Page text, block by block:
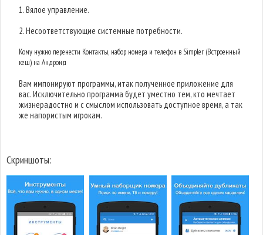
1. Вялое управление.
2. Несоответствующие системные потребности.
Кому нужно перенести Контакты, набор номера и телефон в Simpler (Встроенный
кеш) на Андроид
Вам импонируют программы, итак полученное приложение для
вас. Исключительно программа будет уместно тем, кто мечтает
жизнерадостно и с смыслом использовать доступное время, а так
же напористым игрокам.
Скриншоты: